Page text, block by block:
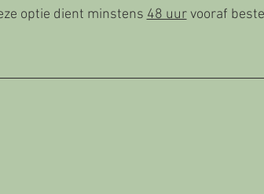
optie dient minstens 48 uurvooraf